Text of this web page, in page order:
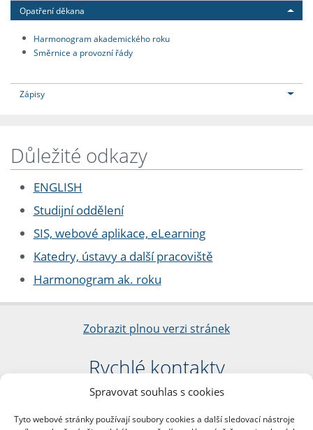
Spravovat souhlas s cookies
Tyto webové stránky používají soubory cookies a další sledovací nástroje
Opatření děkana
Harmonogram akademického roku
Směrnice a provozní řády
Zápisy
Důležité odkazy
ENGLISH
Studijní oddělení
SIS, webové aplikace, eLearning
Katedry, ústavy a další pracoviště
Harmonogram ak. roku
Zobrazit plnou verzi stránek
Rychlé kontakty
Filozofická fakulta
nám. Jana Palacha 1/2